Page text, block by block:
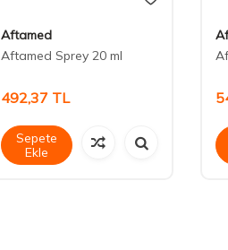
Aftamed
Aftamed Sprey 20 ml
492,37 TL
Sepete
Ekle